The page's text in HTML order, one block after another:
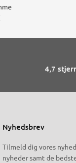
4,7
Nyhedsbrev
Tilmeld dig vores
nyheder samt de